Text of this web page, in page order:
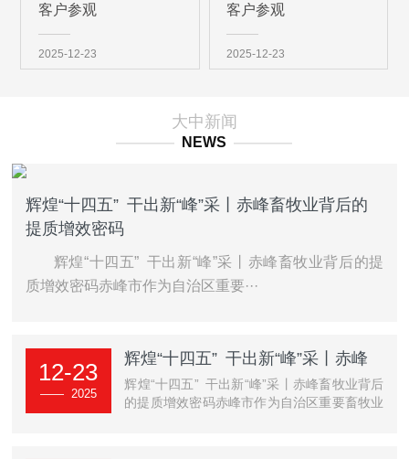
客户参观
2025-12-23
客户参观
2025-12-23
大中新闻
———— NEWS————
辉煌“十四五” 干出新“峰”采丨赤峰畜牧业背后的
提质增效密码
辉煌“十四五” 干出新“峰”采丨赤峰畜牧业背后的提
质增效密码赤峰市作为自治区重要···
12-23
—— 2025
辉煌“十四五” 干出新“峰”采丨赤峰
畜牧业背后的提质增效密码
辉煌“十四五” 干出新“峰”采丨赤峰畜牧业背后
的提质增效密码赤峰市作为自治区重要畜牧业